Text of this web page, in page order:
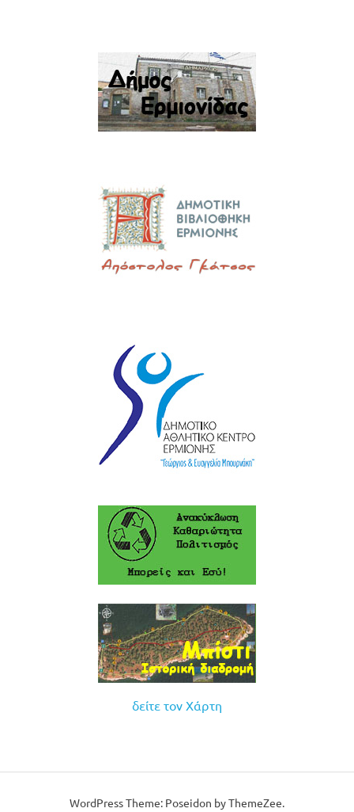
δείτε τον Χάρτη
WordPress Theme: Poseidon by ThemeZee.